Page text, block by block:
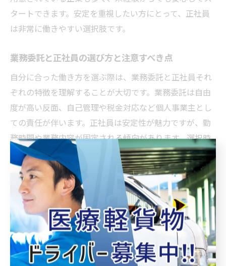
タートできます。安定を重視したい方にとって、正社員
は非常に働きやすい選択肢です。
業務委託と正社員の選び方と注意すべき点
自分に合った働き方を選ぶ際は、業務委託と正社員それ
ぞれの特徴を理解することが大切です。業務委託は自由
度が高い反面、自己管理や税金対応など個人事業主とし
ての責任が伴います。正社員は安定性が魅力ですが、勤
務時間や業務内容が固定される傾向があります。選択時
は、将来のキャリアプランや収入目標、生活スタイルを
明確にし、契約内容やサポート体制をしっかり確認しま
しょう。自分の価値観に合った働き方を選ぶことで、長
期的な満足感につながります。
未経験から始める軽貨物の仕事選び
のコツ